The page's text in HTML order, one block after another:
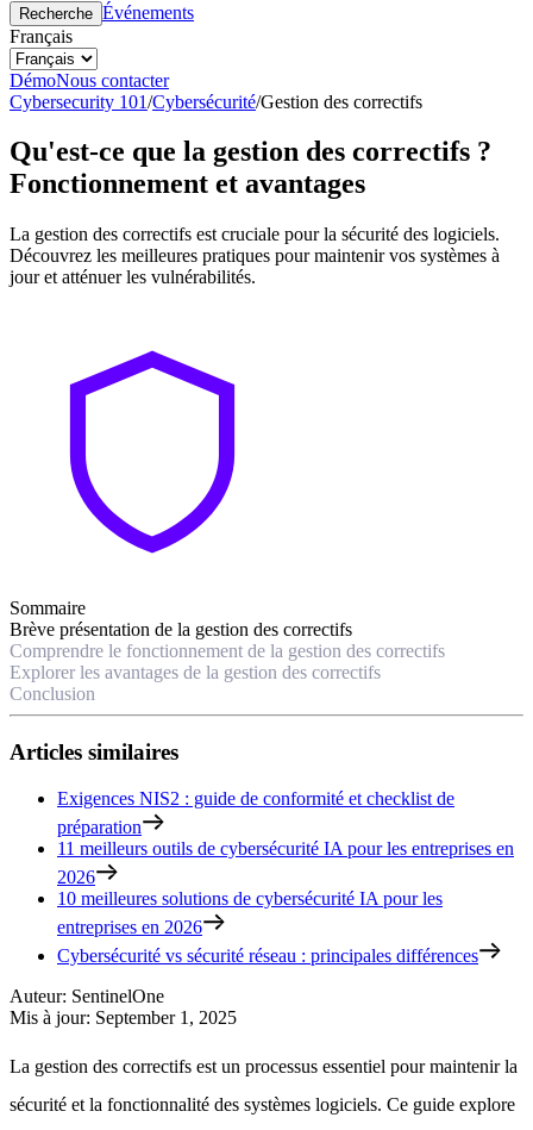
Recherche Événements
Français
DémoNous contacter
Cybersecurity 101/Cybersécurité/Gestion des correctifs
Qu'est-ce que la gestion des correctifs ?
Fonctionnement et avantages
La gestion des correctifs est cruciale pour la sécurité des logiciels.
Découvrez les meilleures pratiques pour maintenir vos systèmes à
jour et atténuer les vulnérabilités.
Sommaire
Brève présentation de la gestion des correctifs
Comprendre le fonctionnement de la gestion des correctifs
Explorer les avantages de la gestion des correctifs
Conclusion
Articles similaires
Exigences NIS2 : guide de conformité et checklist de
préparation
11 meilleurs outils de cybersécurité IA pour les entreprises en
2026
10 meilleures solutions de cybersécurité IA pour les
entreprises en 2026
Cybersécurité vs sécurité réseau : principales différences
Auteur: SentinelOne
Mis à jour: September 1, 2025
La gestion des correctifs est un processus essentiel pour maintenir la
sécurité et la fonctionnalité des systèmes logiciels. Ce guide explore